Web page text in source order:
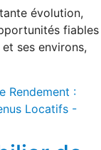
évolution,
fiables
ses environs,